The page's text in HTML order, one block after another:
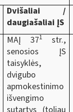
Dvišaliai /
daugiašaliai ĮS
MAĮ 371
str.,
senosios ĮS
taisyklės,
dvigubo
apmokestinimo
išvengimo